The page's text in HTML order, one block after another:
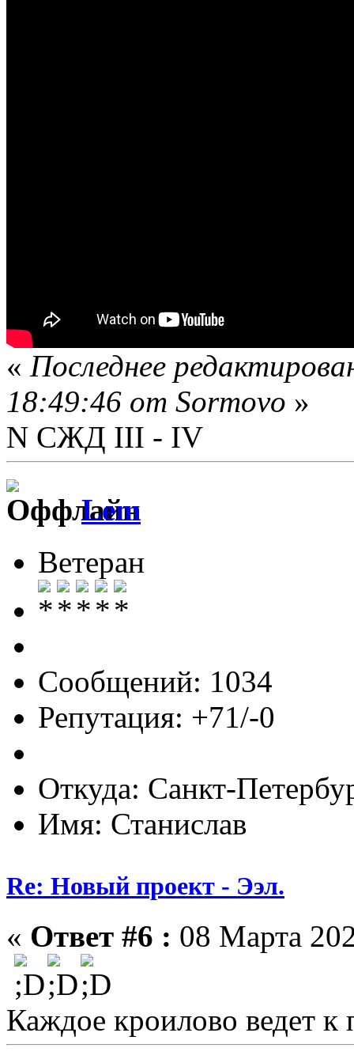
« Последнее
18:49:46 от Sormovo »
N СЖД III - IV
Lem
Ветеран
Сообщений: 1034
Репутация: +71/-0
Откуда: Санкт-
Имя: Станислав
Re: Новый проект - Ээл.
« Ответ #6 : 08 Марта
Каждое кроилово ведет к